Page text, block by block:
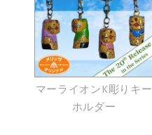
マーライオンk彫りキー
ホルダー